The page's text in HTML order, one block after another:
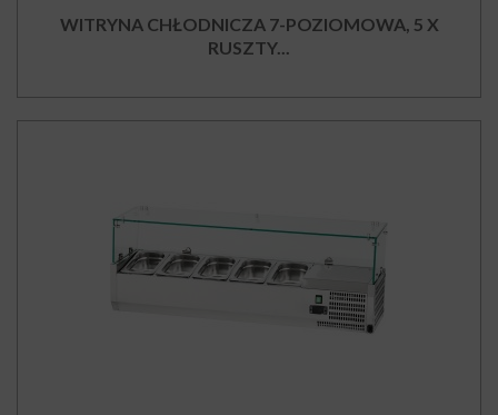
WITRYNA CHŁODNICZA 7-POZIOMOWA, 5 X
RUSZTY...